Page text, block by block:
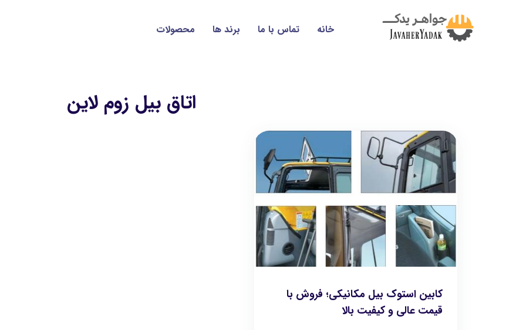
خانه تماس با ما برند ها محصولات
اتاق بیل زوم لاین
کابین استوک بیل مکانیکی؛ فروش با
قیمت عالی و کیفیت بالا